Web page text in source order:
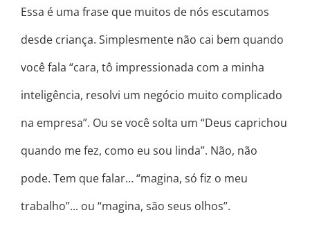
Essa é uma frase que muitos de nós escutamos
desde criança. Simplesmente não cai bem quando
você fala “cara, tô impressionada com a minha
inteligência, resolvi um negócio muito complicado
na empresa”. Ou se você solta um “Deus caprichou
quando me fez, como eu sou linda”. Não, não
pode. Tem que falar… “magina, só fiz o meu
trabalho”... ou “magina, são seus olhos”.